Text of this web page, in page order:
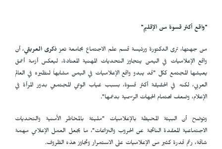
"واقع أكثر قسوة من الإقليم"
من جهتها، ترى الدكتورة ورئيسة قسم علم الاجتماع بجامعة تعز ذكرى العريقي، أن
واقع الإعلاميات في اليمن يتجاوز التحديات المهنية المعتادة، ليعكس أزمة أعمق
يعيشها المجتمع ككل "قد يبدو واقع الإعلاميات في اليمن مشابهاً لنظيره في العالم
العربي، لكنه في الحقيقة أكثر قسوة، بسبب غياب الوعي المجتمعي بدور المرأة في
الإعلام، وضعف اهتمام الجهات الرسمية بدعمها".
وتوضح أن البيئة المحيطة بالإعلاميات "مليئة بالمخاطر الأمنية والتحديات
الاجتماعية المعقدة الناتجة عن الحروب والنزاعات"، ما يجعل العمل الإعلامي مهمة
شاقة، رغم قدرة كثير من الإعلاميات على الاستمرار وتجاوز هذه الظروف.